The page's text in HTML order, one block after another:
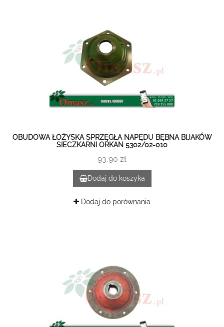
OBUDOWA ŁOŻYSKA SPRZĘGŁA NAPĘDU BĘBNA BIJAKÓW
SIECZKARNI ORKAN 5302/02-010
93,90 zł
Dodaj do koszyka
Dodaj do porównania